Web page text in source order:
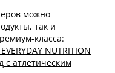
можно
так и
класса:
NUTRITION
с атлетическим